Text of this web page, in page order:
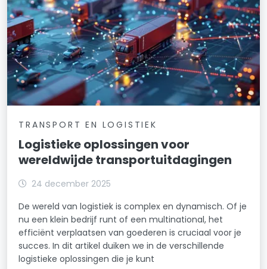
TRANSPORT EN LOGISTIEK
Logistieke oplossingen voor
wereldwijde transportuitdagingen
24 december 2025
De wereld van logistiek is complex en dynamisch. Of je
nu een klein bedrijf runt of een multinational, het
efficiënt verplaatsen van goederen is cruciaal voor je
succes. In dit artikel duiken we in de verschillende
logistieke oplossingen die je kunt